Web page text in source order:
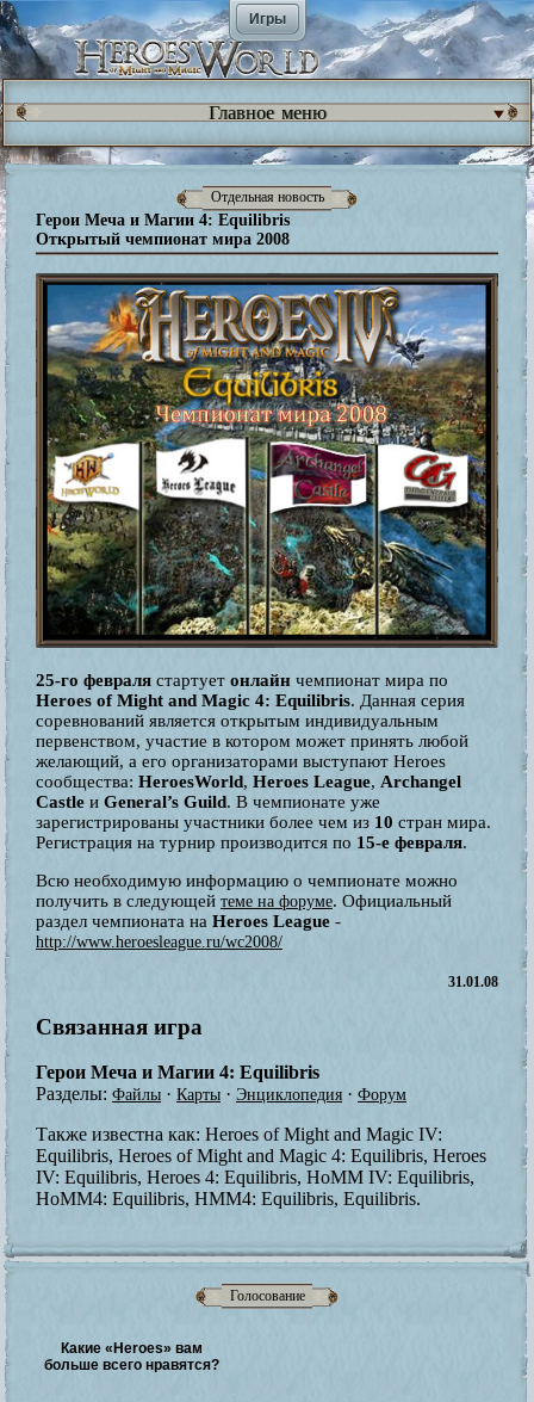
Игры
Голосование
Какие «Heroes» вам
больше всего нравятся?
Главное меню
Отдельная новость
Герои Меча и Магии 4: Equilibris
Открытый чемпионат мира 2008
25-го февраля стартует онлайн чемпионат мира по
Heroes of Might and Magic 4: Equilibris. Данная серия
соревнований является открытым индивидуальным
первенством, участие в котором может принять любой
желающий, а его организаторами выступают Heroes
сообщества: HeroesWorld, Heroes League, Archangel
Castle и General’s Guild. В чемпионате уже
зарегистрированы участники более чем из 10 стран мира.
Регистрация на турнир производится по 15-е февраля.
Всю необходимую информацию о чемпионате можно
получить в следующей теме на форуме. Официальный
раздел чемпионата на Heroes League -
http://www.heroesleague.ru/wc2008/
31.01.08
Связанная игра
Герои Меча и Магии 4: Equilibris
Разделы: Файлы · Карты · Энциклопедия · Форум
Также известна как: Heroes of Might and Magic IV:
Equilibris, Heroes of Might and Magic 4: Equilibris, Heroes
IV: Equilibris, Heroes 4: Equilibris, HoMM IV: Equilibris,
HoMM4: Equilibris, HMM4: Equilibris, Equilibris.